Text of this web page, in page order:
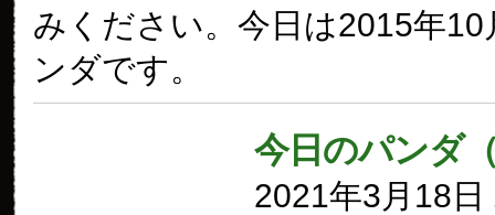
みください。今日は2015年10
ンダです。
今日のパンダ
2021年3月18日